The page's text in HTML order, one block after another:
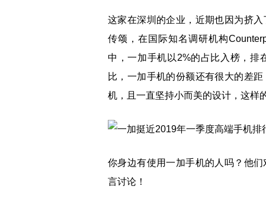
这家在深圳的企业，近期也因为挤
传颂，在国际知名调研机构
中，一加手机以2%的占比入榜，排
比，一加手机的份额还有很大的差
机，且一直坚持小而美的设计，这样
你身边有使用一加手机的人吗？他
言讨论！